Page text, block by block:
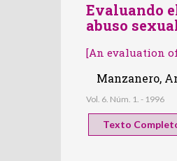
Evaluando
abuso
[An evaluation
Manzanero,
Vol. 6. Núm. 1. - 1996
Texto